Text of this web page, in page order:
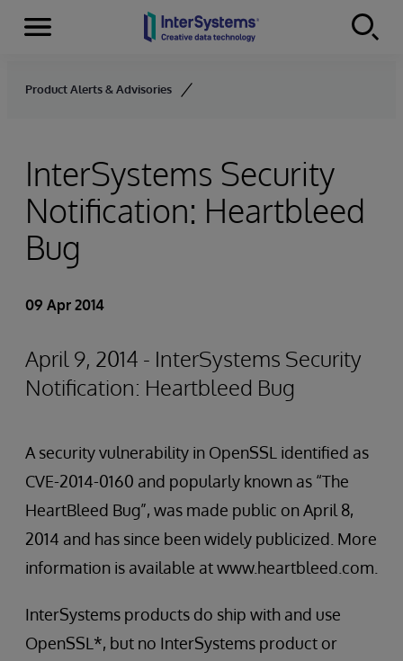
Skip to content
Menu
Product Alerts & Advisories
InterSystems Security
Notification: Heartbleed
Bug
09 Apr 2014
April 9, 2014 - InterSystems Security
Notification: Heartbleed Bug
A security vulnerability in OpenSSL identified as
CVE-2014-0160 and popularly known as “The
HeartBleed Bug”, was made public on April 8,
2014 and has since been widely publicized. More
information is available at www.heartbleed.com.
InterSystems products do ship with and use
OpenSSL*, but no InterSystems product or